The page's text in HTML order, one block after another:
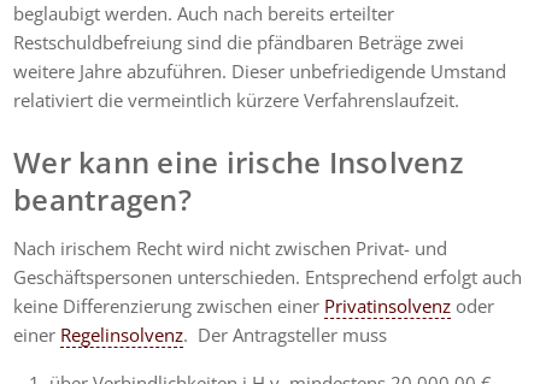
beglaubigt werden. Auch nach bereits erteilter
Restschuldbefreiung sind die pfändbaren Beträge zwei
weitere Jahre abzuführen. Dieser unbefriedigende Umstand
relativiert die vermeintlich kürzere Verfahrenslaufzeit.
Wer kann eine irische Insolvenz
beantragen?
Nach irischem Recht wird nicht zwischen Privat- und
Geschäftspersonen unterschieden. Entsprechend erfolgt auch
keine Differenzierung zwischen einer Privatinsolvenz oder
einer Regelinsolvenz. Der Antragsteller muss